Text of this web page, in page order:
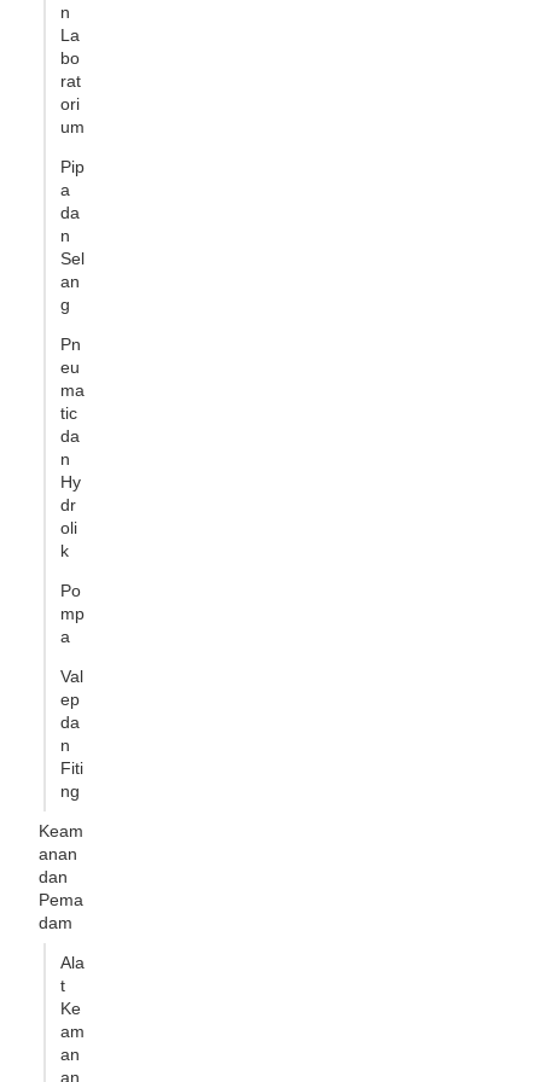
n
La
bo
rat
ori
um
Pip
a
da
n
Sel
an
g
Pn
eu
ma
tic
da
n
Hy
dr
oli
k
Po
mp
a
Val
ep
da
n
Fiti
ng
Keam
anan
dan
Pema
dam
Ala
t
Ke
am
an
an